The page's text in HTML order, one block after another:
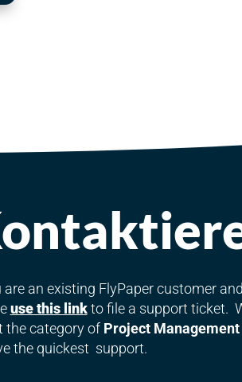
are an existing FlyPaper customer
use this linkto file a support ticket.
the category of Project Management
the quickest support.